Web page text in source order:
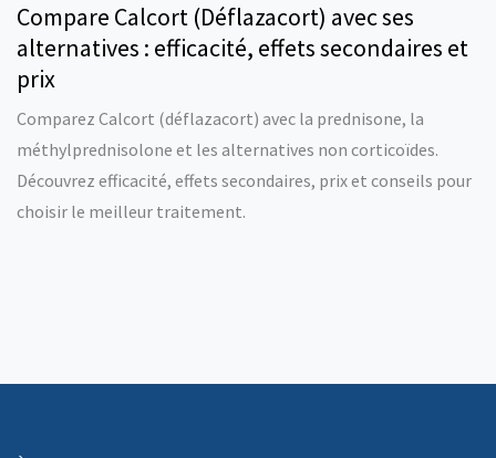
Compare Calcort (Déflazacort) avec ses
alternatives : efficacité, effets secondaires et
prix
Comparez Calcort (déflazacort) avec la prednisone, la
méthylprednisolone et les alternatives non corticoïdes.
Découvrez efficacité, effets secondaires, prix et conseils pour
choisir le meilleur traitement.